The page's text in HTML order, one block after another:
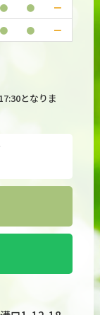
● ● ー
● ● ー
となりま